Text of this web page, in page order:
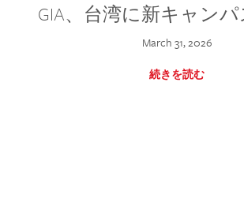
GIA、台湾に新キャン
March 31, 2026
続きを読む